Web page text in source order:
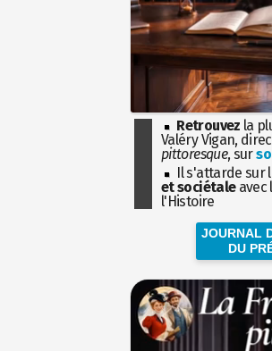
Retrouvez la
Valéry Vigan,
pittoresque, sur
Il s'attarde sur
et sociétaleavec
l'Histoire
JOURNAL
DU